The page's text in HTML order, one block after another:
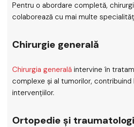
Pentru o abordare completă,
colaborează cu mai multe
Chirurgie generală
Chirurgia generală intervine în
complexe și al tumorilor, contribuind
intervențiilor.
Ortopedie și